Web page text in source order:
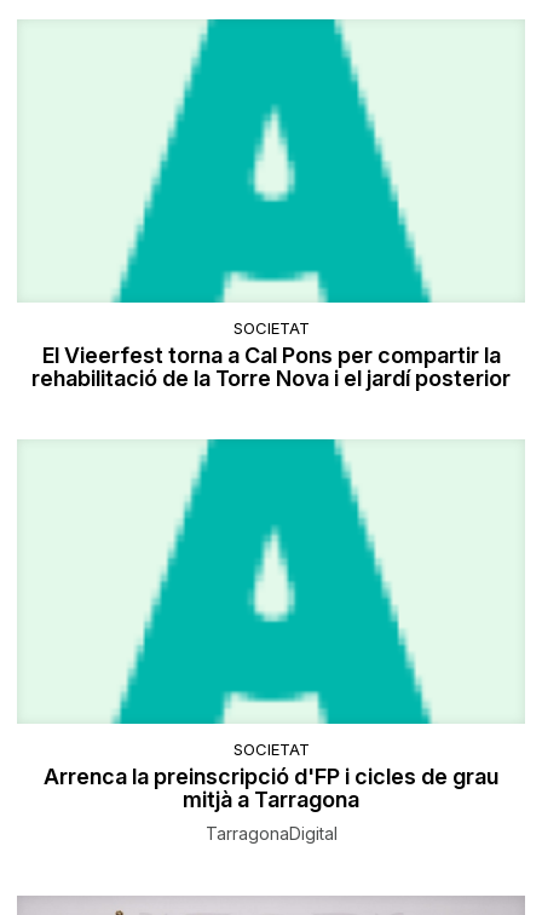
SOCIETAT
El Vieerfest torna a Cal Pons per compartir la
rehabilitació de la Torre Nova i el jardí posterior
SOCIETAT
Arrenca la preinscripció d'FP i cicles de grau
mitjà a Tarragona
TarragonaDigital